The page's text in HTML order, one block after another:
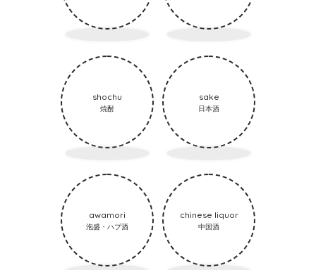
shochu
焼酎
sake
日本酒
awamori
泡盛・ハブ酒
chinese liquor
中国酒